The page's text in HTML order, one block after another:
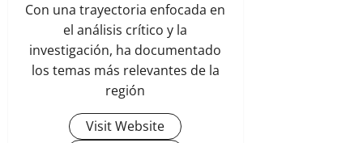
Con una trayectoria enfocada en
el análisis crítico y la
investigación, ha documentado
los temas más relevantes de la
región
Visit Website